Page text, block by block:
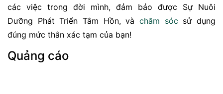
các việc trong đời mình, đảm bảo được Sự Nuôi
Dưỡng Phát Triển Tâm Hồn, và chăm sóc sử dụng
đúng mức thân xác tạm của bạn!
Quảng cáo